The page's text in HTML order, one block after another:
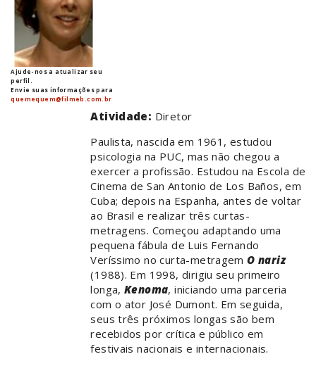
Ajude-nos a atualizar seu
perfil.
Envie suas informações para
quemequem@filmeb.com.br
Atividade: Diretor
Paulista, nascida em 1961, estudou
psicologia na PUC, mas não chegou a
exercer a profissão. Estudou na Escola de
Cinema de San Antonio de Los Baños, em
Cuba; depois na Espanha, antes de voltar
ao Brasil e realizar três curtas-
metragens. Começou adaptando uma
pequena fábula de Luis Fernando
Veríssimo no curta-metragemO nariz
(1988). Em 1998, dirigiu seu primeiro
longa,Kenoma, iniciando uma parceria
com o ator José Dumont. Em seguida,
seus três próximos longas são bem
recebidos por crítica e público em
festivais nacionais e internacionais.